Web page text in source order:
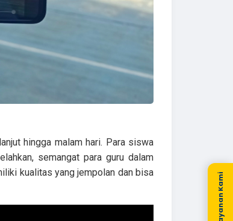
hingga malam hari. Para siswa
semangat para guru dalam
kualitas yang jempolan dan bisa
Layanan Kami